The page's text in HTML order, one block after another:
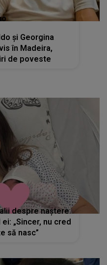
și Georgina
în Madeira,
de poveste
despre naștere.
„Sincer, nu cred
să nasc”